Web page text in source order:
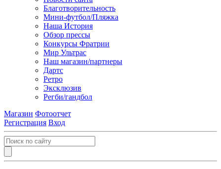
Благотворительность
Мини-футбол/Пляжка
Наша История
Обзор прессы
Конкурсы Фратрии
Мир Ультрас
Наш магазин/партнеры
Дартс
Ретро
Эксклюзив
Регби/гандбол
Магазин Фотоотчет
Регистрация Вход